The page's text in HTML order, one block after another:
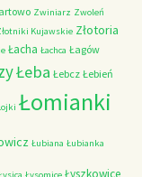
Zwiniarz Zwoleń
Kujawskie Złotoria
Łacha Łachca Łagów
Łeba Łebcz Łebień
Łomianki
Łubiana Łubianka
Łyszkowice